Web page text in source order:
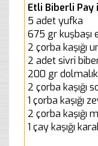
Etli Biberli Pay
5 adet yufka
675 gr kuşbaşı
2 çorba kaşığı
2 adet sivri
200 gr dolmalık
2 çorba kaşığı
1 çorba kaşığı
2 çorba kaşığı
1 çay kaşığı